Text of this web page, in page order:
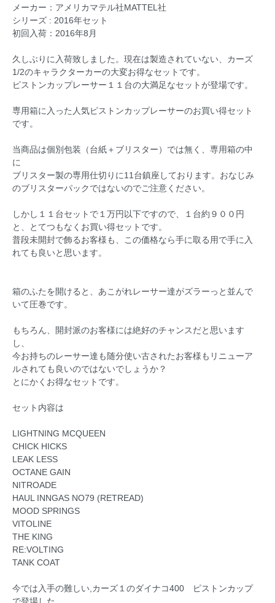
メーカー：アメリカマテル社MATTEL社
シリーズ : 2016年セット
初回入荷：2016年8月
久しぶりに入荷致しました。現在は製造されていない、カーズ
1/2のキャラクターカーの大変お得なセットです。
ピストンカップレーサー１１台の大満足なセットが登場です。
専用箱に入った人気ピストンカップレーサーのお買い得セット
です。
当商品は個別包装（台紙＋ブリスター）では無く、専用箱の中
に
ブリスター製の専用仕切りに11台鎮座しております。おなじみ
のブリスターパックではないのでご注意ください。
しかし１１台セットで１万円以下ですので、１台約９００円
と、とてつもなくお買い得セットです。
普段未開封で飾るお客様も、この価格なら手に取る用で手に入
れても良いと思います。
箱のふたを開けると、あこがれレーサー達がズラーっと並んで
いて圧巻です。
もちろん、開封派のお客様には絶好のチャンスだと思います
し、
今お持ちのレーサー達も随分使い古されたお客様もリニューア
ルされても良いのではないでしょうか？
とにかくお得なセットです。
セット内容は
LIGHTNING MCQUEEN
CHICK HICKS
LEAK LESS
OCTANE GAIN
NITROADE
HAUL INNGAS NO79 (RETREAD)
MOOD SPRINGS
VITOLINE
THE KING
RE:VOLTING
TANK COAT
今では入手の難しい,カーズ１のダイナコ400 ピストンカップ